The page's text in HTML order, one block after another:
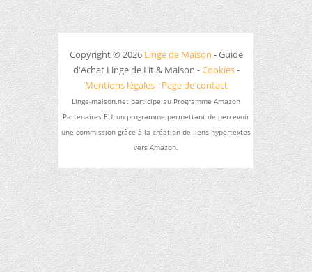
Copyright © 2026 Linge de Maison - Guide
d'Achat Linge de Lit & Maison -Cookies-
Mentions légales- Page de contact
Linge-maison.net participe au Programme Amazon
Partenaires EU, un programme permettant de percevoir
une commission grâce à la création de liens hypertextes
vers Amazon.